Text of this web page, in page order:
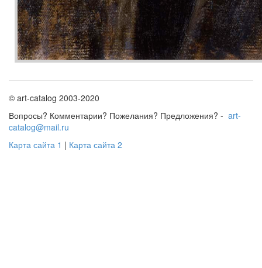
© art-catalog 2003-2020
Вопросы? Комментарии? Пожелания? Предложения? - art-
catalog@mail.ru
Карта сайта 1 | Карта сайта 2